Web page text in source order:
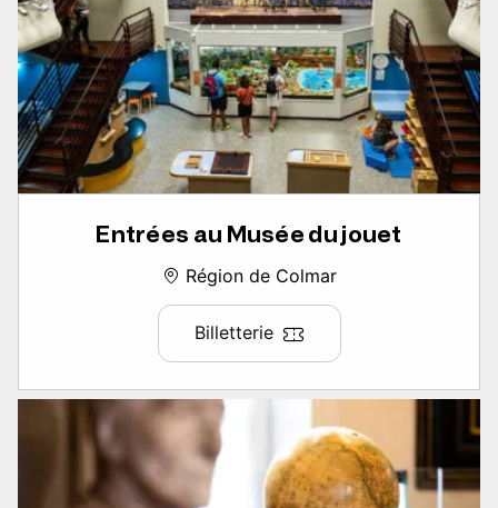
Entrées au Musée du jouet
Région de Colmar
Billetterie